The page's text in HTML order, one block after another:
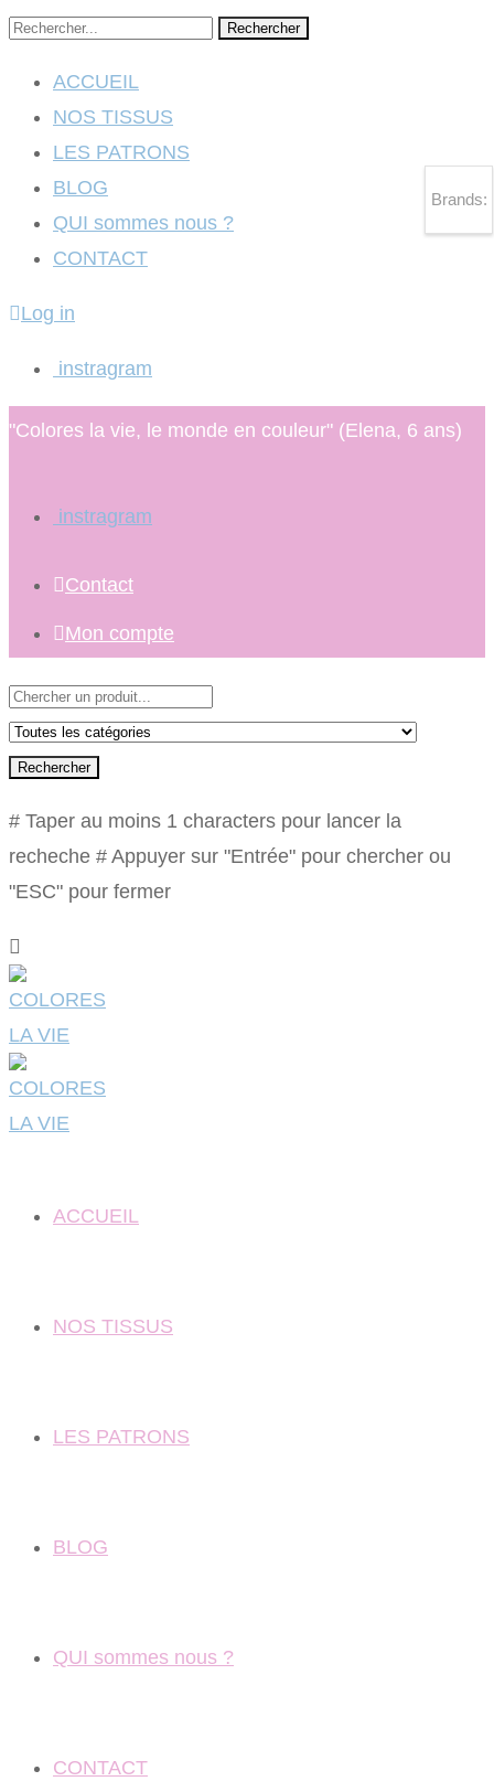
Rechercher
ACCUEIL
NOS TISSUS
LES PATRONS
BLOG
QUI sommes nous ?
CONTACT
Log in
instragram
"Colores la vie, le monde en couleur" (Elena, 6 ans)
instragram
Contact
Mon compte
Rechercher
# Taper au moins 1 characters pour lancer la
recheche # Appuyer sur "Entrée" pour chercher ou
"ESC" pour fermer
ACCUEIL
NOS TISSUS
LES PATRONS
BLOG
QUI sommes nous ?
CONTACT
Brands: